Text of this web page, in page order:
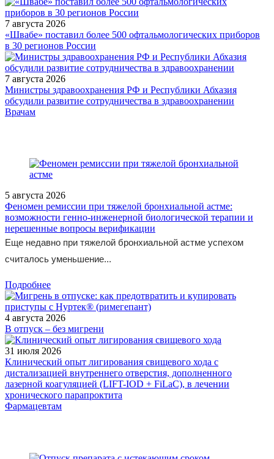
7 августа 2026
«Швабе» поставил более 500 офтальмологических приборов
в 30 регионов России
7 августа 2026
Министры здравоохранения РФ и Республики Абхазия
обсудили развитие сотрудничества в здравоохранении
/legislation/other/Prikaz-Minzdrava-Rossii-ot-09-02-2026-74n/
Врачам
5 августа 2026
Феномен ремиссии при тяжелой бронхиальной астме:
возможности генно-инженерной биологической терапии и
нерешенные вопросы верификации
Еще недавно при тяжелой бронхиальной астме успехом
считалось уменьшение...
Подробнее
4 августа 2026
В отпуск – без мигрени
31 июля 2026
Клинический опыт лигирования свищевого хода с
дистализацией внутреннего отверстия, дополненного
лазерной коагуляцией (LIFT-IOD + FiLaC), в лечении
хронического парапроктита
Фармацевтам